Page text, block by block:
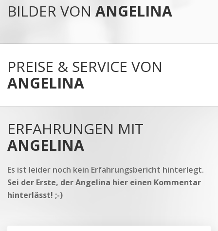
BILDER VON ANGELINA
PREISE & SERVICE VON
ANGELINA
ERFAHRUNGEN MIT
ANGELINA
Es ist leider noch kein Erfahrungsbericht hinterlegt.
Sei der Erste, der Angelina hier einen Kommentar
hinterlässt! ;-)